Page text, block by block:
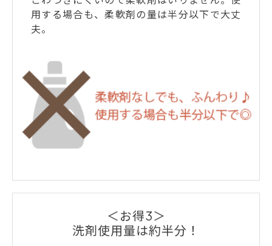
用する場合も、柔軟剤の量は半分以下で大丈
夫。
＜お得3＞
洗剤使用量は約半分！